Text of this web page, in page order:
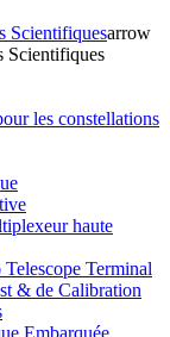
Scientifiquesarrow
Scientifiques
les constellations
haute
Terminal
& de Calibration
Embarquée